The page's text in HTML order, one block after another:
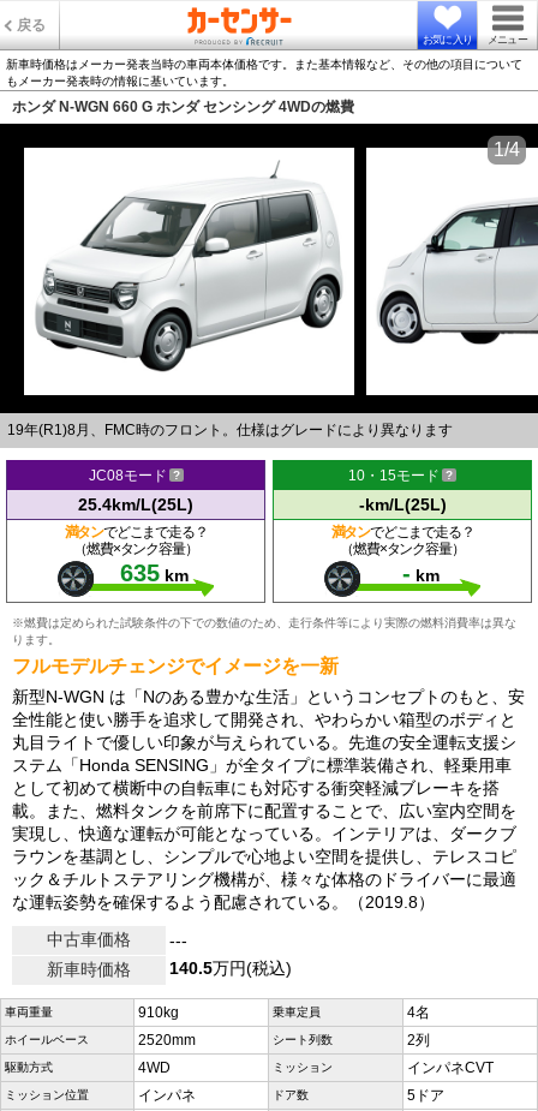
戻る
お気に入り メニュー
新車時価格はメーカー発表当時の車両本体価格です。また基本情報など、その他の項目について
もメーカー発表時の情報に基いています。
ホンダ N-WGN 660 G ホンダ センシング 4WDの燃費
19年(R1)8月、FMC時のフロント。仕様はグレードにより異なります
1/4
JC08モード
25.4km/L(25L)
満タンでどこまで走る？
（燃費×タンク容量）
635 km
10・15モード
-km/L(25L)
満タンでどこまで走る？
（燃費×タンク容量）
- km
※燃費は定められた試験条件の下での数値のため、走行条件等により実際の燃料消費率は異な
ります。
フルモデルチェンジでイメージを一新
新型N-WGN は「Nのある豊かな生活」というコンセプトのもと、安
全性能と使い勝手を追求して開発され、やわらかい箱型のボディと
丸目ライトで優しい印象が与えられている。先進の安全運転支援シ
ステム「Honda SENSING」が全タイプに標準装備され、軽乗用車
として初めて横断中の自転車にも対応する衝突軽減ブレーキを搭
載。また、燃料タンクを前席下に配置することで、広い室内空間を
実現し、快適な運転が可能となっている。インテリアは、ダークブ
ラウンを基調とし、シンプルで心地よい空間を提供し、テレスコピ
ック＆チルトステアリング機構が、様々な体格のドライバーに最適
な運転姿勢を確保するよう配慮されている。（2019.8）
中古車価格
---
新車時価格
140.5万円(税込)
車両重量 910kg 乗車定員 4名
ホイールベース 2520mm シート列数 2列
駆動方式 4WD ミッション インパネCVT
ミッション位置 インパネ ドア数 5ドア